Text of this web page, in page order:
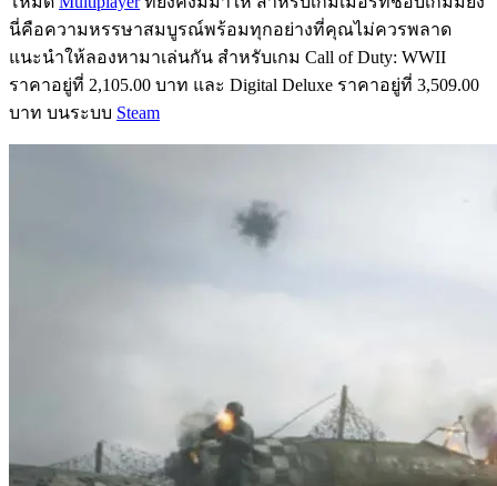
นี่คือความหรรษาสมบูรณ์พร้อมทุกอย่างที่คุณไม่ควรพลาด
แนะนำให้ลองหามาเล่นกัน สำหรับเกม Call of Duty: WWII
ราคาอยู่ที่ 2,105.00 บาท และ Digital Deluxe ราคาอยู่ที่ 3,509.00
บาท บนระบบ Steam